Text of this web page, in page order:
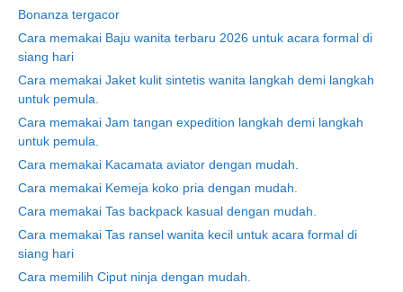
Bonanza tergacor
Cara memakai Baju wanita terbaru 2026 untuk acara formal di
siang hari
Cara memakai Jaket kulit sintetis wanita langkah demi langkah
untuk pemula.
Cara memakai Jam tangan expedition langkah demi langkah
untuk pemula.
Cara memakai Kacamata aviator dengan mudah.
Cara memakai Kemeja koko pria dengan mudah.
Cara memakai Tas backpack kasual dengan mudah.
Cara memakai Tas ransel wanita kecil untuk acara formal di
siang hari
Cara memilih Ciput ninja dengan mudah.